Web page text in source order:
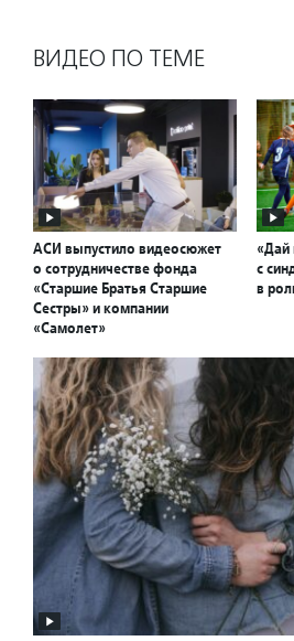
ВИДЕО ПО ТЕМЕ
АСИ выпустило видеосюжет
о сотрудничестве фонда
«Старшие Братья Старшие
Сестры» и компании
«Самолет»
«Дай
с
в